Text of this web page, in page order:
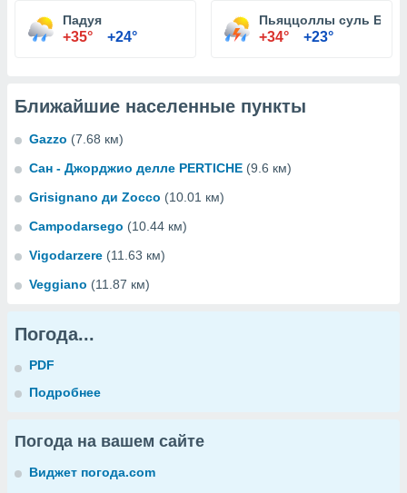
Падуя
+35° +24°
Пьяццоллы суль
+34° +23°
Ближайшие населенные пункты
Gazzo (7.68 км)
Сан - Джорджио делле PERTICHE (9.6 км)
Grisignano ди Zocco (10.01 км)
Campodarsego (10.44 км)
Vigodarzere (11.63 км)
Veggiano (11.87 км)
Погода...
PDF
Подробнее
Погода на вашем сайте
Виджет погода.com